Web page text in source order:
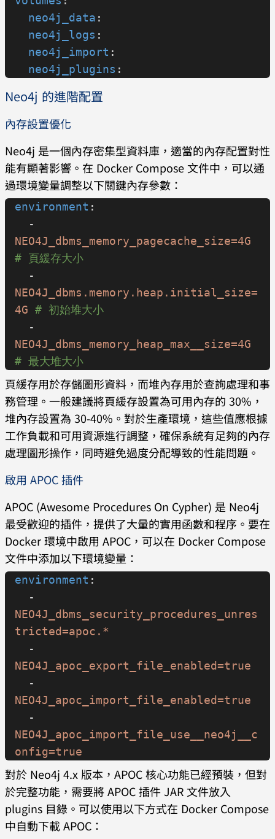
  neo4j_data
:
  neo4j_logs
:
  neo4j_import
:
  neo4j_plugins
:
Neo4j 的進階配置
內存設置優化
Neo4j 是一個內存密集型資料庫，適當的內存配置對性
能有顯著影響。在 Docker Compose 文件中，可以通
過環境變量調整以下關鍵內存參數：
environment :
NEO4J_dbms_memory_pagecache_size=4G
# 頁緩存大小
NEO4J_dbms.memory.heap.initial_size=
4G # 初始堆大小
NEO4J_dbms_memory_heap_max__size=4G
# 最大堆大小
頁緩存用於存儲圖形資料，而堆內存用於查詢處理和事
務管理。一般建議將頁緩存設置為可用內存的 30%，
堆內存設置為 30-40%。對於生產環境，這些值應根據
工作負載和可用資源進行調整，確保系統有足夠的內存
處理圖形操作，同時避免過度分配導致的性能問題。
啟用 APOC 插件
APOC (Awesome Procedures On Cypher) 是 Neo4j
最受歡迎的插件，提供了大量的實用函數和程序。要在
Docker 環境中啟用 APOC，可以在 Docker Compose
文件中添加以下環境變量：
environment :
NEO4J_dbms_security_procedures_unres
tricted=apoc.*
NEO4J_apoc_export_file_enabled=true
NEO4J_apoc_import_file_enabled=true
NEO4J_apoc_import_file_use__neo4j__c
onfig=true
對於 Neo4j 4.x 版本，APOC 核心功能已經預裝，但對
於完整功能，需要將 APOC 插件 JAR 文件放入
plugins 目錄。可以使用以下方式在 Docker Compose
中自動下載 APOC：